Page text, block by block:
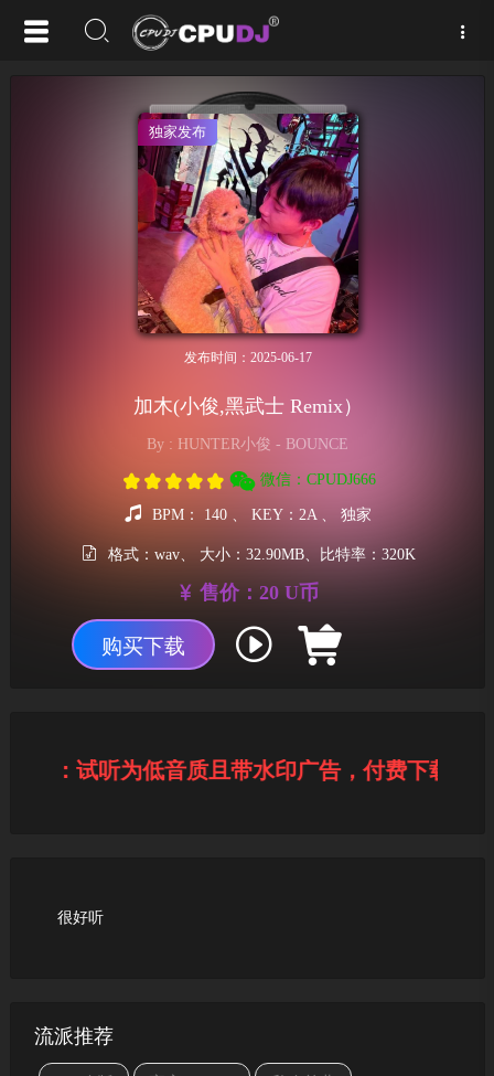
独家发布
发布时间：2025-06-17
加木(小俊,黑武士 Remix）
By : HUNTER小俊 - BOUNCE
微信：CPUDJ666
BPM： 140 、 KEY：2A 、 独家
格式：wav、 大小：32.90MB、比特率：320K
售价：20 U币
购买下载
示：试听为低音质且带水印广告，付费下载后
很好听
流派推荐